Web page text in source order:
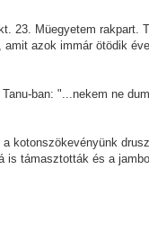
23. Müegyetem rakpart.
azok immár ötödik
ban: "...nekem ne
kotonszökevényünk
is támasztották és a